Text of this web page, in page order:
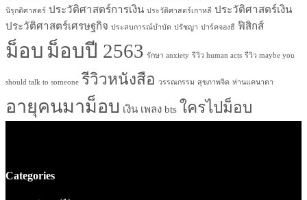
นิรุกติศาสตร์ ประวัติศาสตร์การเงิน ประวัติศาสตร์เกาหลี ประวัติศาสตร์เงิน
ประวัติศาสตร์เศรษฐกิจ ประสบการณ์บำบัด ปรัชญา ปาร์คจองฮี ฟิสิกส์
ม็อบ ม็อบปี 2563 รักษา anxiety รีวิว human acts รีวิว maybe you
should talk to someone รีวิวหนังสือ วรรณกรรม สุขภาพจิต ห่านแคนาดา
อายุคนมาม็อบ เงิน เพลง bts ใครไปม็อบ
Categories